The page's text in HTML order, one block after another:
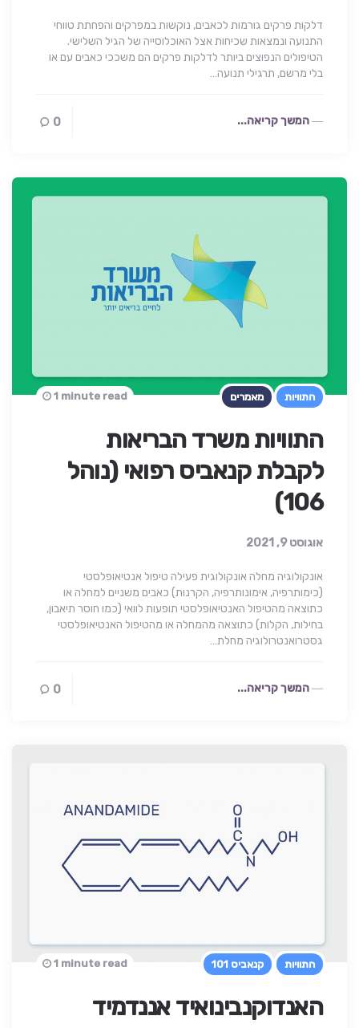
דלקות פרקים גורמות לכאבים, נוקשות במפרקים והפחתת טווחי
התנועה ונמצאות שכיחות אצל האוכלוסייה של הגיל השלישי.
הטיפולים הנפוצים ביותר לדלקות פרקים הם משככי כאבים עם או
בלי מרשם, תרגילי תנועה…
המשך קריאה... 0
התוויות מאמרים
התוויות משרד הבריאות
לקבלת קנאביס רפואי (נוהל
106)
אוגוסט 9, 2021
1 minute read
אונקולוגיה מחלה אונקולוגית פעילה טיפול אנטיאופלסטי
(כימותרפיה, אימונותרפיה, הקרנות) כאבים משניים למחלה או
כתוצאה מהטיפול האנטיאופלסטי תופעות לוואי (כמו חוסר תיאבון,
בחילות, הקלות) כתוצאה מהמחלה או מהטיפול האנטיאופלסטי
גסטרואנטרולוגיה מחלת…
המשך קריאה... 0
התוויות קנאביס 101
האנדוקנבינואיד אננדמיד
1 minute read